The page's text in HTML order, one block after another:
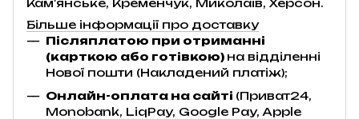
Кам'янське, Кременчук, Миколаїв, Херсон.
Більше інформації про доставку
Післяплатою при отриманні
(карткою або готівкою) на відділенні
Нової пошти (Накладений платіж);
Онлайн-оплата на сайті (Приват24,
Monobank, LiqPay, Google Pay, Apple